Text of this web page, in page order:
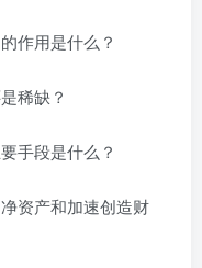
作用是什么？
稀缺？
手段是什么？
资产和加速创造财